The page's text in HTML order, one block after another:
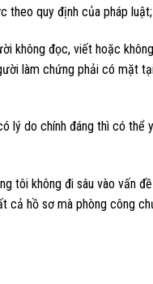
theo quy định của pháp luật;
không đọc, viết hoặc
làm chứng phải có mặt
lý do chính đáng thì có thể
tôi không đi sâu vào vấn
cả hồ sơ mà phòng công